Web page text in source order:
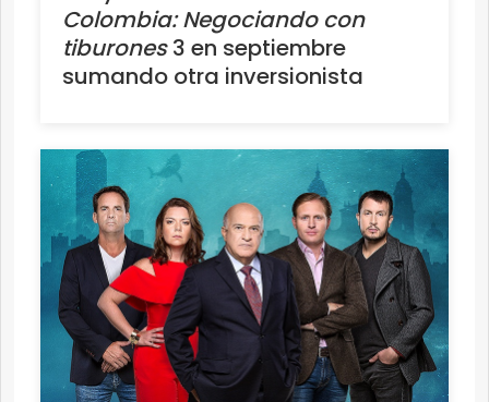
Colombia: Negociando con
tiburones3 en septiembre
sumando otra inversionista